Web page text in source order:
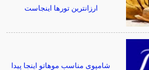
ارزانترین تورها اینجاست
شامپوی مناسب موهاتو اینجا پیدا